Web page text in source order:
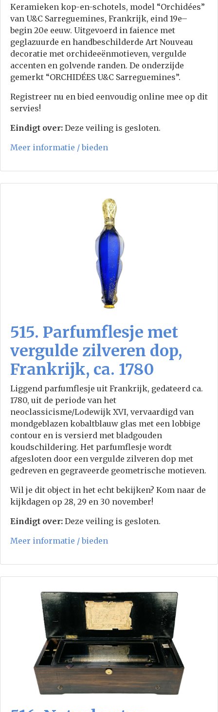
Keramieken kop-en-schotels, model “Orchidées”
van U&C Sarreguemines, Frankrijk, eind 19e–
begin 20e eeuw. Uitgevoerd in faience met
geglazuurde en handbeschilderde Art Nouveau
decoratie met orchideeënmotieven, vergulde
accenten en golvende randen. De onderzijde
gemerkt “ORCHIDÉES U&C Sarreguemines”.
Registreer nu en bied eenvoudig online mee op dit
servies!
Eindigt over: Deze veiling is gesloten.
Meer informatie / bieden
515. Parfumflesje met
vergulde zilveren dop,
Frankrijk, ca. 1780
Liggend parfumflesje uit Frankrijk, gedateerd ca.
1780, uit de periode van het
neoclassicisme/Lodewijk XVI, vervaardigd van
mondgeblazen kobaltblauw glas met een lobbige
contour en is versierd met bladgouden
koudschildering. Het parfumflesje wordt
afgesloten door een vergulde zilveren dop met
gedreven en gegraveerde geometrische motieven.
Wil je dit object in het echt bekijken? Kom naar de
kijkdagen op 28, 29 en 30 november!
Eindigt over: Deze veiling is gesloten.
Meer informatie / bieden